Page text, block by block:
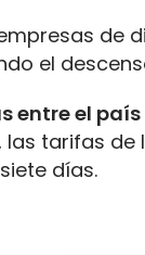
de
el
entre el
las tarifas
días.